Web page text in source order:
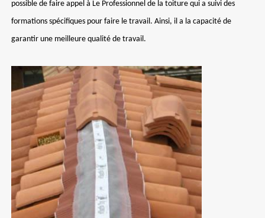
possible de faire appel à Le Professionnel de la toiture qui a suivi des
formations spécifiques pour faire le travail. Ainsi, il a la capacité de
garantir une meilleure qualité de travail.